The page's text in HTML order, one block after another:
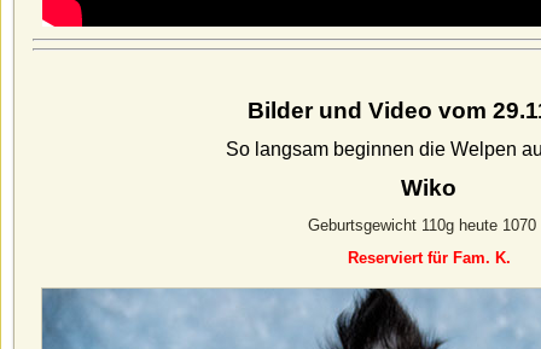
Bilder und Video vom
So langsam beginnen die Welpen
Wiko
Geburtsgewicht 110g heute 1070
Reserviert für Fam. K.